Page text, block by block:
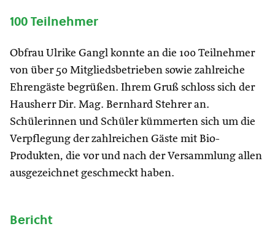
100 Teilnehmer
Obfrau Ulrike Gangl konnte an die 100 Teilnehmer
von über 50 Mitgliedsbetrieben sowie zahlreiche
Ehrengäste begrüßen. Ihrem Gruß schloss sich der
Hausherr Dir. Mag. Bernhard Stehrer an.
Schülerinnen und Schüler kümmerten sich um die
Verpflegung der zahlreichen Gäste mit Bio-
Produkten, die vor und nach der Versammlung allen
ausgezeichnet geschmeckt haben.
Bericht